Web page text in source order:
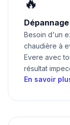
Besoin d'un
chaudière à
Evere avec
résultat
En savoir